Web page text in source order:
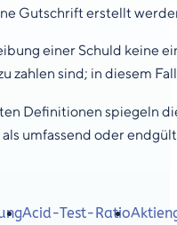
Acid-Test-Ratio
Gutschrift erstellt
einer Schuld keine
sind; in diesem
Definitionen spiegeln
umfassend oder